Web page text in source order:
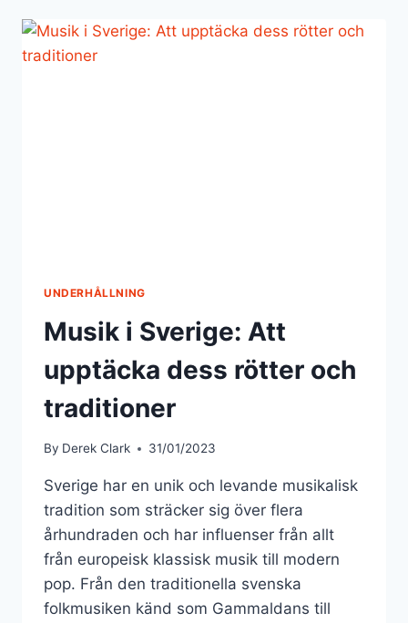
HANDIKAPPKULTUR
I
UNDERHÅLLNING
Musik i Sverige: Att
upptäcka dess rötter och
traditioner
By Derek Clark 31/01/2023
Sverige har en unik och levande musikalisk
tradition som sträcker sig över flera
århundraden och har influenser från allt
från europeisk klassisk musik till modern
pop. Från den traditionella svenska
folkmusiken känd som Gammaldans till